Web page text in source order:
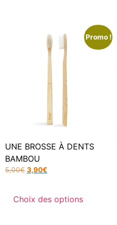
Promo !
UNE BROSSE À DENTS
BAMBOU
5,00€ 3,90€
Choix des options